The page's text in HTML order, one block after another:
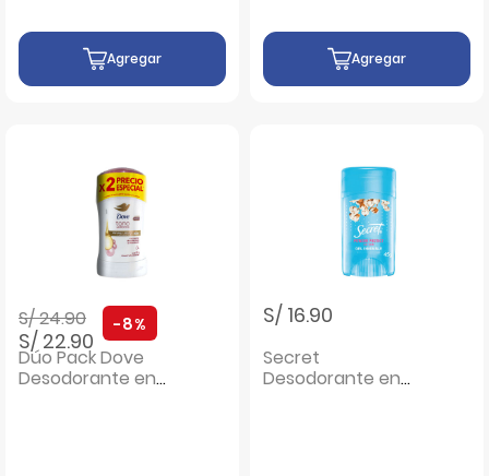
Agregar Agregar
Precio rebajado de
S/ 24.90a
S/ 22.90
-8%
Dúo Pack Dove
Desodorante en
S/ 16.90
Secret
Desodorante en